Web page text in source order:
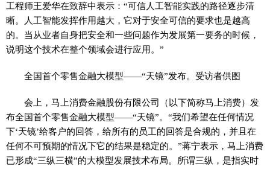
工程师王爱华在致辞中表示：“可信人工智能实践的路径逐步清
晰。人工智能发挥作用越大，它对于安全可信的要求也是越高
的。当从业者自身把安全和一些问题作为发展第一要务的时候，
说明这个技术在整个领域会进行应用。”
全国首个零售金融大模型——“天镜”发布。受访者供图
会上，马上消费金融股份有限公司（以下简称马上消费）发
布全国首个零售金融大模型——“天镜”。“我们希望在任何情况
下‘天镜’给客户的回答，给所有的员工的回答是合规的，并且在
任何不可预期的情况下它的结果是稳定的。”蒋宁表示，马上消费
已形成“三纵三横”的大模型发展技术布局。所谓三纵，是指实时